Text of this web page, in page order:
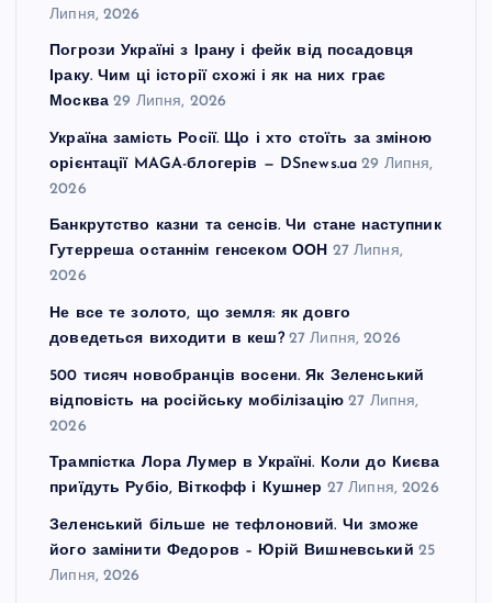
Липня, 2026
Погрози Україні з Ірану і фейк від посадовця
Іраку. Чим ці історії схожі і як на них грає
Москва 29 Липня, 2026
Україна замість Росії. Що і хто стоїть за зміною
орієнтації MAGA-блогерів — DSnews.ua 29 Липня,
2026
Банкрутство казни та сенсів. Чи стане наступник
Гутерреша останнім генсеком ООН 27 Липня,
2026
Не все те золото, що земля: як довго
доведеться виходити в кеш? 27 Липня, 2026
500 тисяч новобранців восени. Як Зеленський
відповість на російську мобілізацію 27 Липня,
2026
Трампістка Лора Лумер в Україні. Коли до Києва
приїдуть Рубіо, Віткофф і Кушнер 27 Липня, 2026
Зеленський більше не тефлоновий. Чи зможе
його замінити Федоров – Юрій Вишневський 25
Липня, 2026